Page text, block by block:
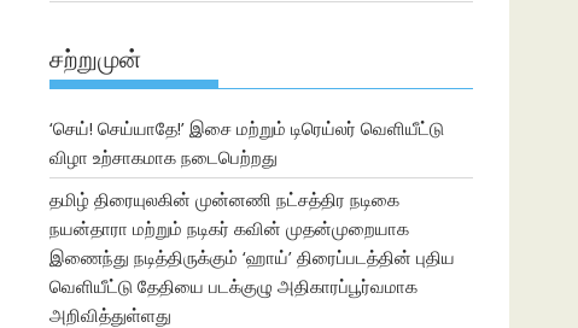
சற்றுமுன்
‘செய்! செய்யாதே!’ இசை மற்றும் டிரெய்லர் வெளியீட்டு
விழா உற்சாகமாக நடைபெற்றது
தமிழ் திரையுலகின் முன்னணி நட்சத்திர நடிகை
நயன்தாரா மற்றும் நடிகர் கவின் முதன்முறையாக
இணைந்து நடித்திருக்கும் ‘ஹாய்’ திரைப்படத்தின் புதிய
வெளியீட்டு தேதியை படக்குழு அதிகாரப்பூர்வமாக
அறிவித்துள்ளது